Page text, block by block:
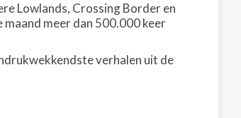
Lowlands, Crossing Border en
maand meer dan 500.000 keer
verhalen uit de